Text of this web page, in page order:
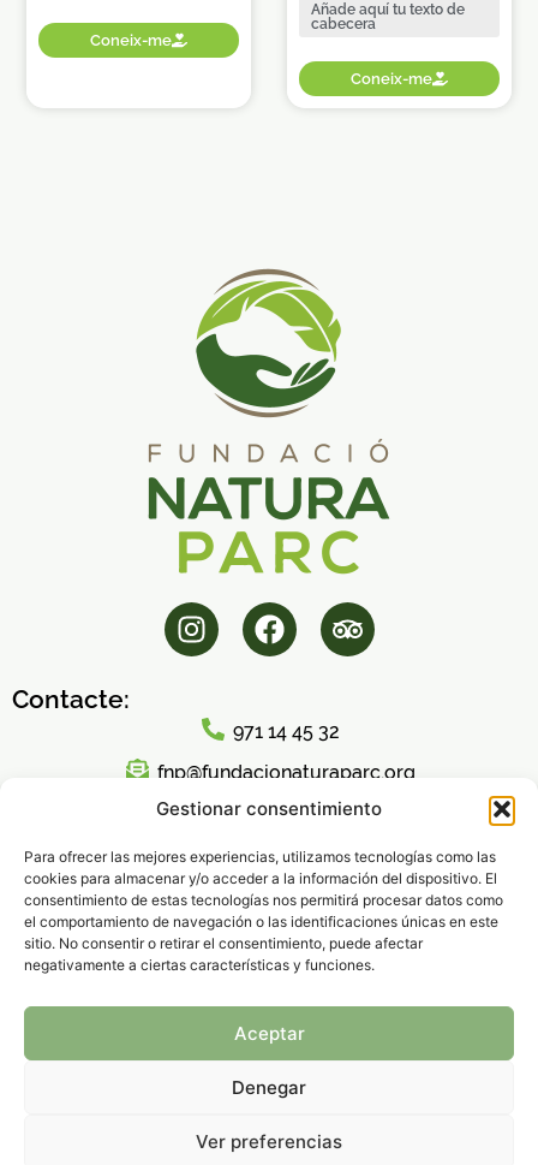
Gestionar consentimiento
Para ofrecer las mejores experiencias, utilizamos tecnologías como las
cookies para almacenar y/o acceder a la información del dispositivo. El
consentimiento de estas tecnologías nos permitirá procesar datos como
el comportamiento de navegación o las identificaciones únicas en este
sitio. No consentir o retirar el consentimiento, puede afectar
negativamente a ciertas características y funciones.
Aceptar
Denegar
Ver preferencias
Coneix-me
Añade aquí tu texto de
cabecera
Coneix-me
Contacte:
971 14 45 32
fnp@fundacionaturaparc.org
Lunes a Viernes
8:00h – 16:00h
Política de Privacidad|Aviso legal|Política de
Cookies
© 2026 Fundación Natura Parc – Todos los derechos
reservados.